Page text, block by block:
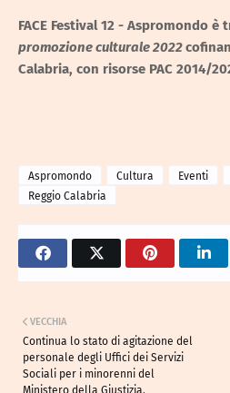
FACE Festival 12 - Aspromondo è
promozione culturale 2022
Calabria, con risorse PAC 2014/
Aspromondo Cultura Eventi
Reggio Calabria
VECCHIA
Continua lo stato di agitazione del
personale degli Uffici dei Servizi
Sociali per i minorenni del
Ministero della Giustizia.